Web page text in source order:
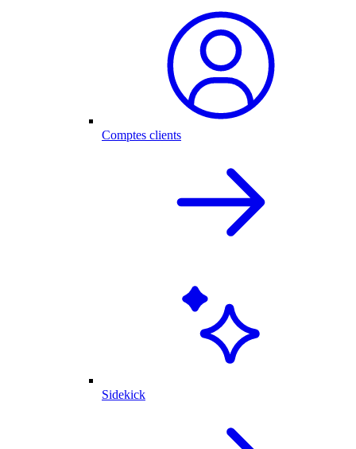
Comptes clients
Sidekick